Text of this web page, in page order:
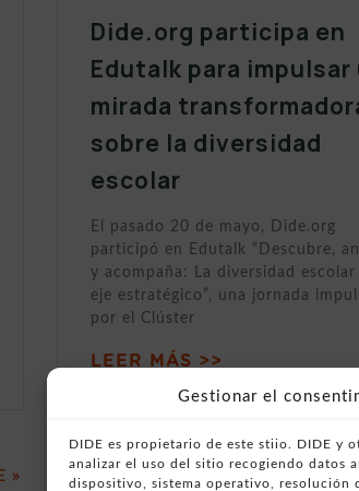
Gestionar el
DIDE es propietario de este stiio. DIDE y
analizar el uso del sitio recogiendo datos
dispositivo, sistema operativo, resolución
Dide.org participa en
Edutalk para impulsar
mirada
sobre la diversidad
escolar
El pasado 20 de mayo, Dide.org
participó en Edutalk “Descubre,
y acompaña: La diversidad escolar
eje estratégico”, una jornada
por el Clúster
LEER MÁS >>
»